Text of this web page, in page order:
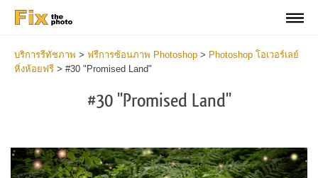
บริการรีทัชภาพ > ฟรีการซ้อนภาพ Photoshop > Photoshop โอเวอร์เลย์
หิ่งห้อยฟรี > #30 "Promised Land"
#30 "Promised Land"